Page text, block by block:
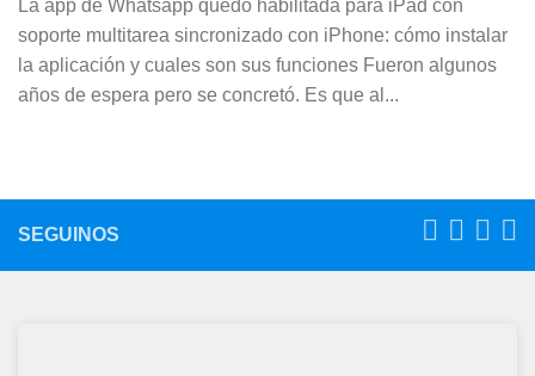
La app de Whatsapp quedó habilitada para iPad con
soporte multitarea sincronizado con iPhone: cómo instalar
la aplicación y cuales son sus funciones Fueron algunos
años de espera pero se concretó. Es que al...
SEGUINOS